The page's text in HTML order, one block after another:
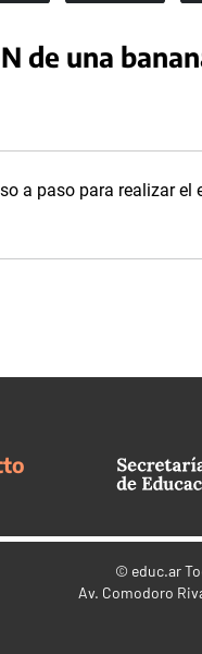
de una
a paso para realizar el
© educ.ar
Av. Comodoro